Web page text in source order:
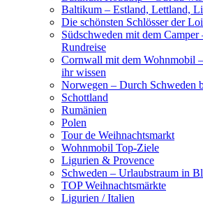
Baltikum – Estland, Lettland,
Die schönsten Schlösser der
Südschweden mit dem Camper
Rundreise
Cornwall mit dem Wohnmobil
ihr wissen
Norwegen – Durch Schweden
Schottland
Rumänien
Polen
Tour de Weihnachtsmarkt
Wohnmobil Top-Ziele
Ligurien & Provence
Schweden – Urlaubstraum in
TOP Weihnachtsmärkte
Ligurien / Italien